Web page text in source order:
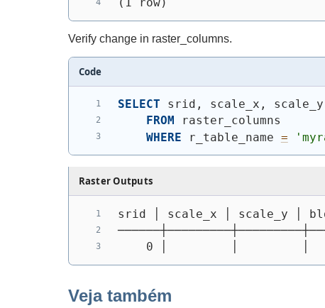
Verify change in raster_columns.
Code
SELECT srid, scale_x,
FROM
raster_columns
WHERE r_table_name =
Raster Outputs
srid │ scale_x │ scale_y │
0 │         │         │
Veja também